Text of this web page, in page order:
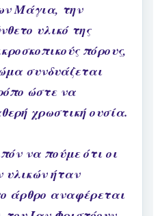
Μάγια, την
υλικό της
πόρους,
συνδυάζεται
ώστε να
χρωστική ουσία.
να πούμε ότι οι
υλικών ήταν
άρθρο αναφέρεται